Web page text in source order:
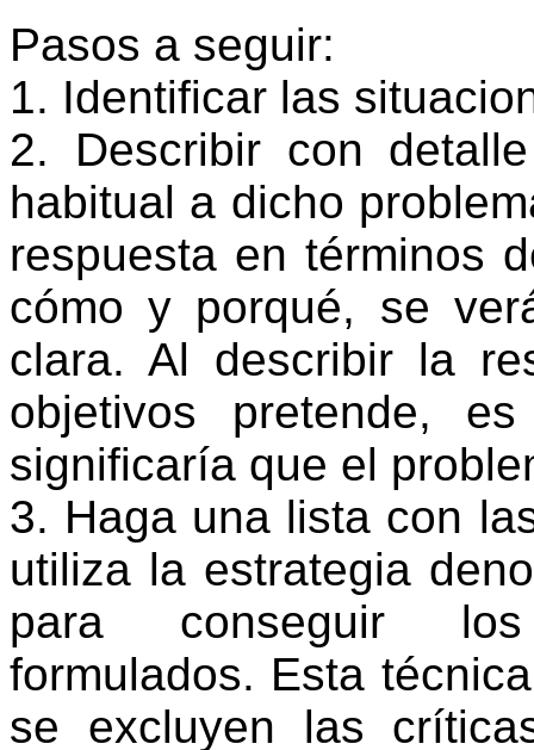
Pasos a seguir:
1. Identificar las
2. Describir con
habitual a dicho
respuesta en términos
cómo y porqué, se
clara. Al describir la
objetivos pretende,
significaría que el
3. Haga una lista con
utiliza la estrategia
para conseguir los
formulados. Esta
se excluyen las